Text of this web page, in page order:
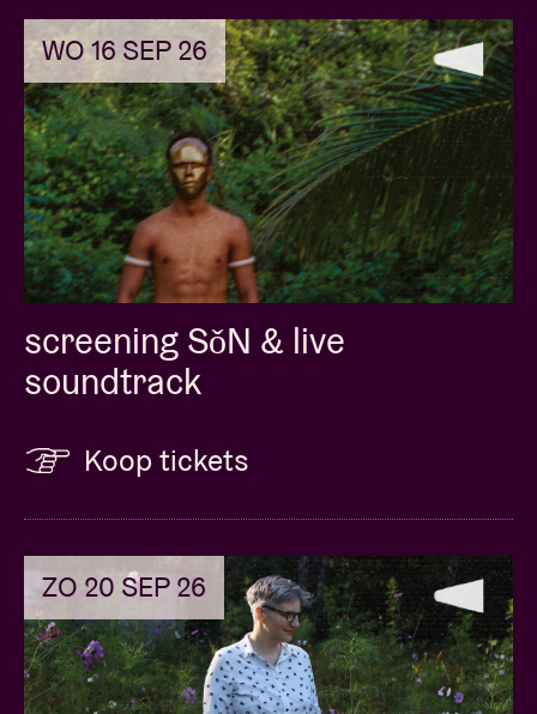
WO 16 SEP 26
screening SǒN & live
soundtrack
Koop tickets
ZO 20 SEP 26